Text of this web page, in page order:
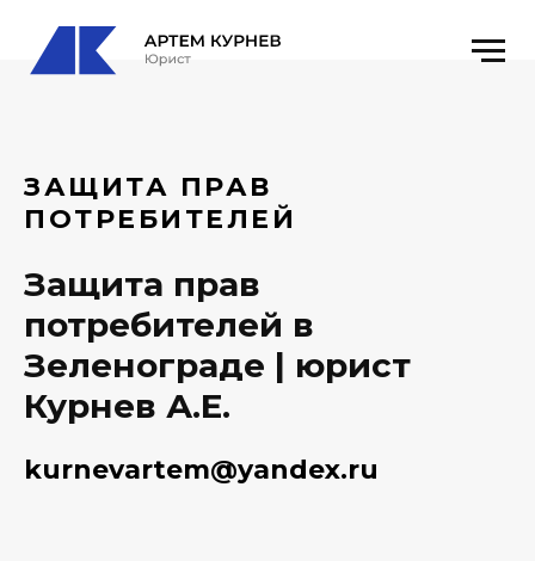
ЗАЩИТА ПРАВ
ПОТРЕБИТЕЛЕЙ
Защита прав
потребителей в
Зеленограде | юрист
Курнев А.Е.
kurnevartem@yandex.ru